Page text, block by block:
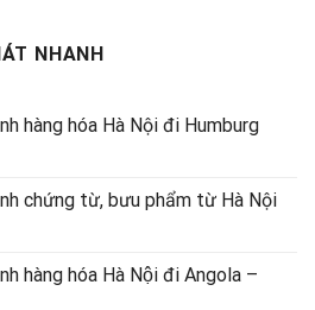
NHANH
hàng hóa Hà Nội đi Humburg
chứng từ, bưu phẩm từ Hà Nội
hàng hóa Hà Nội đi Angola –